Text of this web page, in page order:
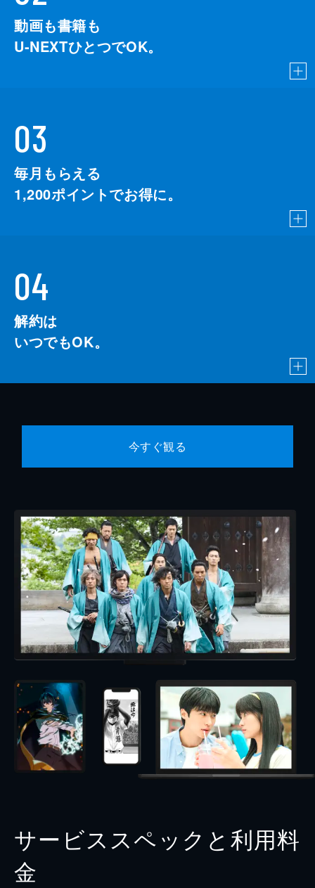
動画も書籍も
U-NEXTひとつでOK。
03
毎月もらえる
1,200ポイントでお得に。
04
解約は
いつでもOK。
今すぐ観る
サービススペックと利用料
金